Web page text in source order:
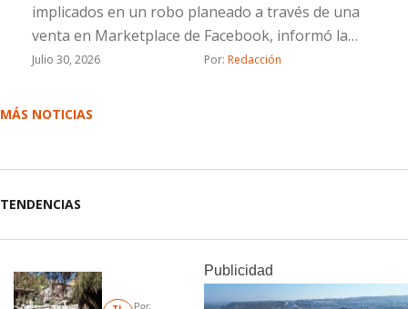
implicados en un robo planeado a través de una
venta en Marketplace de Facebook, informó la
Fiscalía General del Estado (FGE).La Fiscalía
“N”, por su probable responsabilidad en el delito
2026 la víctima contactó, a través de Facebook
cantidad de 110 mil pesos.Tras acordar el
encuentro sobre la calle Ojos Negros, esquina con
Julio 30, 2026 Por: Redacción
MÁS NOTICIAS
TENDENCIAS
Por:
Publicidad